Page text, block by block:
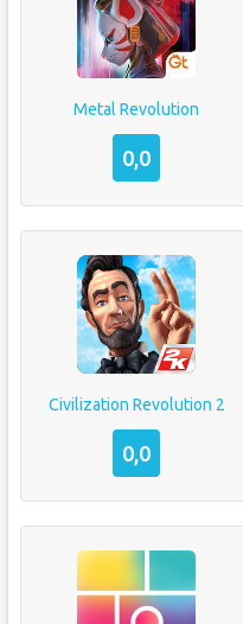
Metal Revolution
0,0
Civilization Revolution 2
0,0